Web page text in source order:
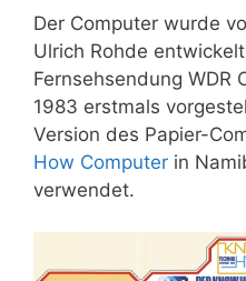
Der Computer wurde
Ulrich Rohde
Fernsehsendung WDR
1983 erstmals
Version des Papier-
How Computer in
verwendet.